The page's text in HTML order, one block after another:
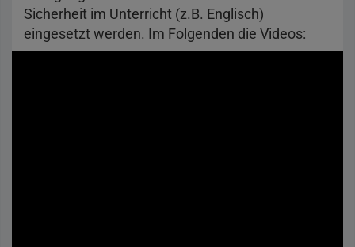
Sicherheit im Unterricht (z.B. Englisch)
eingesetzt werden. Im Folgenden die Videos: